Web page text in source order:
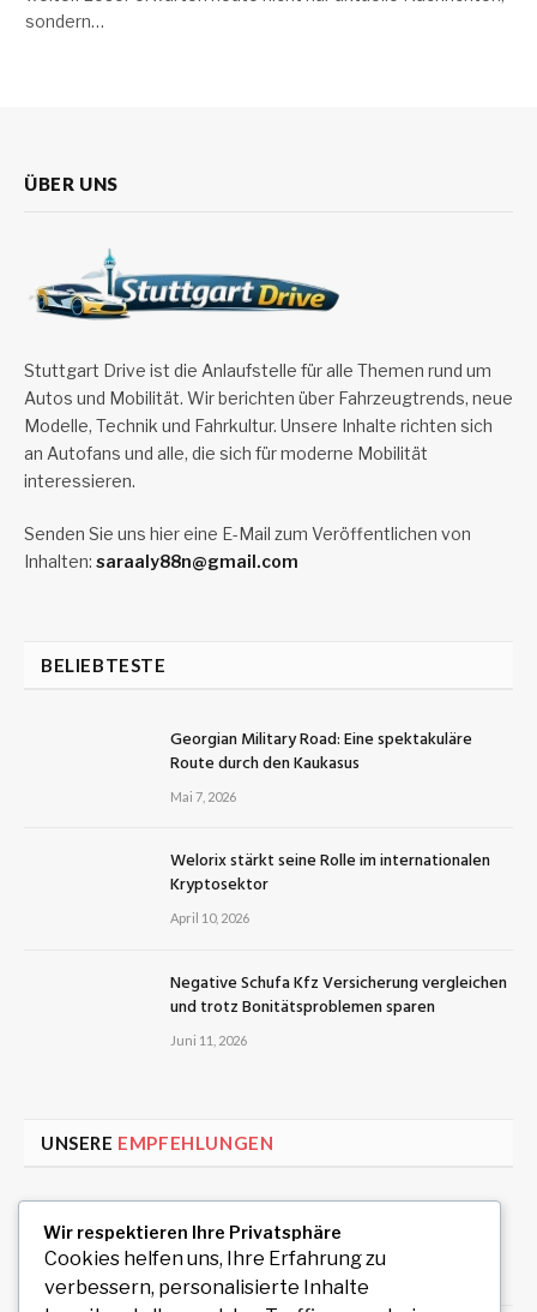
sondern…
ÜBER UNS
Stuttgart Drive ist die Anlaufstelle für alle Themen rund um
Autos und Mobilität. Wir berichten über Fahrzeugtrends, neue
Modelle, Technik und Fahrkultur. Unsere Inhalte richten sich
an Autofans und alle, die sich für moderne Mobilität
interessieren.
Senden Sie uns hier eine E-Mail zum Veröffentlichen von
Inhalten: saraaly88n@gmail.com
BELIEBTESTE
Georgian Military Road: Eine spektakuläre
Route durch den Kaukasus
Mai 7, 2026
Welorix stärkt seine Rolle im internationalen
Kryptosektor
April 10, 2026
Negative Schufa Kfz Versicherung vergleichen
und trotz Bonitätsproblemen sparen
Juni 11, 2026
UNSERE EMPFEHLUNGEN
Mobile Wellness
August 7, 2026
Wir respektieren Ihre Privatsphäre
Cookies helfen uns, Ihre Erfahrung zu
verbessern, personalisierte Inhalte